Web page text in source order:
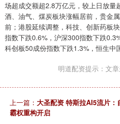
场超成交额超2.8万亿元，较上日放量
酒、油气、煤炭板块涨幅居前，贵金
前；港股延续调整，科技、创新药板
指数下跌0.6%，沪深300指数下跌
科创板50成份指数下跌1.3%，恒生中
明道配资提示：文
上一篇： 大圣配资 特斯拉AI5流片：
霸权重构开启